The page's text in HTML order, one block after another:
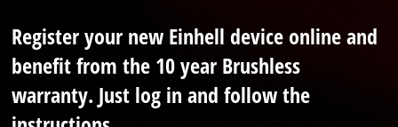
Register your new Einhell device online and
benefit from the 10 year Brushless
warranty. Just log in and follow the